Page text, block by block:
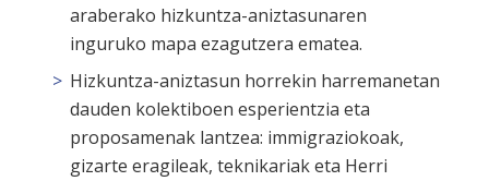
araberako hizkuntza-aniztasunaren
inguruko mapa ezagutzera ematea.
Hizkuntza-aniztasun horrekin harremanetan
dauden kolektiboen esperientzia eta
proposamenak lantzea: immigraziokoak,
gizarte eragileak, teknikariak eta Herri